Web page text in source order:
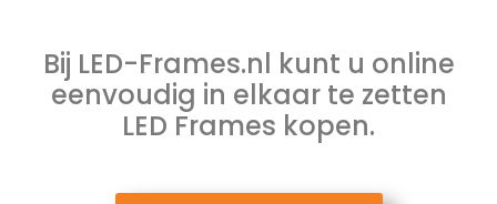
Bij LED-Frames.nl kunt u online
eenvoudig in elkaar te zetten
LED Frames kopen.